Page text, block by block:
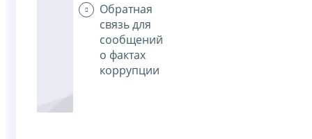
Обратная
связь для
сообщений
о фактах
коррупции